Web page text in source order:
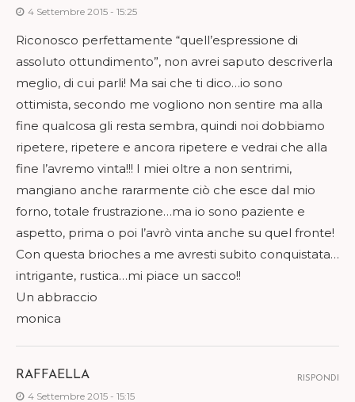
4 Settembre 2015 - 15:25
Riconosco perfettamente “quell’espressione di
assoluto ottundimento”, non avrei saputo descriverla
meglio, di cui parli! Ma sai che ti dico…io sono
ottimista, secondo me vogliono non sentire ma alla
fine qualcosa gli resta sembra, quindi noi dobbiamo
ripetere, ripetere e ancora ripetere e vedrai che alla
fine l’avremo vinta!!! I miei oltre a non sentrimi,
mangiano anche rararmente ciò che esce dal mio
forno, totale frustrazione…ma io sono paziente e
aspetto, prima o poi l’avrò vinta anche su quel fronte!
Con questa brioches a me avresti subito conquistata…
intrigante, rustica…mi piace un sacco!!
Un abbraccio
monica
RAFFAELLA
4 Settembre 2015 - 15:15
RISPONDI